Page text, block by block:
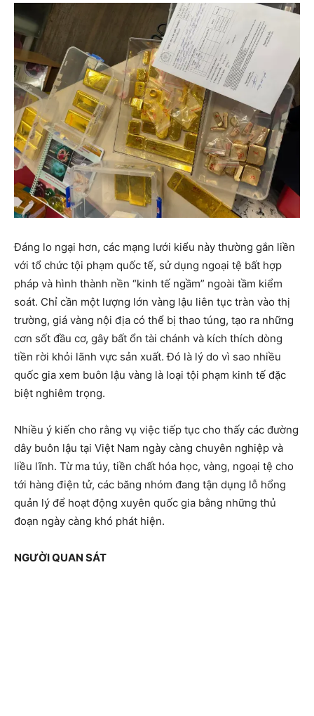
Đáng lo ngại hơn, các mạng lưới kiểu này thường gắn liền
với tổ chức tội phạm quốc tế, sử dụng ngoại tệ bất hợp
pháp và hình thành nền “kinh tế ngầm” ngoài tầm kiểm
soát. Chỉ cần một lượng lớn vàng lậu liên tục tràn vào thị
trường, giá vàng nội địa có thể bị thao túng, tạo ra những
cơn sốt đầu cơ, gây bất ổn tài chánh và kích thích dòng
tiền rời khỏi lãnh vực sản xuất. Đó là lý do vì sao nhiều
quốc gia xem buôn lậu vàng là loại tội phạm kinh tế đặc
biệt nghiêm trọng.
Nhiều ý kiến cho rằng vụ việc tiếp tục cho thấy các đường
dây buôn lậu tại Việt Nam ngày càng chuyên nghiệp và
liều lĩnh. Từ ma túy, tiền chất hóa học, vàng, ngoại tệ cho
tới hàng điện tử, các băng nhóm đang tận dụng lỗ hổng
quản lý để hoạt động xuyên quốc gia bằng những thủ
đoạn ngày càng khó phát hiện.
NGƯỜI QUAN SÁT